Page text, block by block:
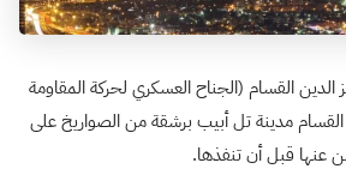
الدين القسام (الجناح العسكري لحركة المقاومة
مدينة تل أبيب برشقة من الصواريخ على
عنها قبل أن تنفذها.